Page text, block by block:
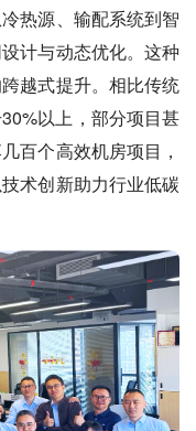
热源、输配系统到智
计与动态优化。这种
越式提升。相比传统
以上，部分项目甚
百个高效机房项目，
术创新助力行业低碳